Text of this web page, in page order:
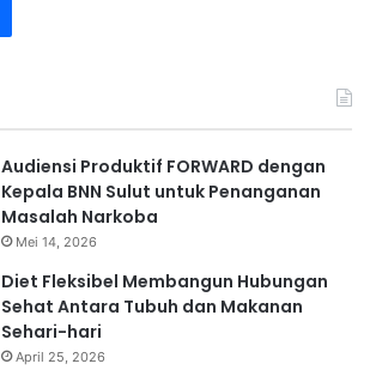
Audiensi Produktif FORWARD dengan
Kepala BNN Sulut untuk Penanganan
Masalah Narkoba
Mei 14, 2026
Diet Fleksibel Membangun Hubungan
Sehat Antara Tubuh dan Makanan
Sehari-hari
April 25, 2026